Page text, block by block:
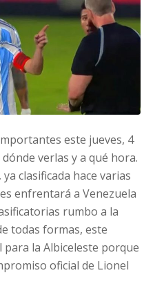
este jueves, 4
verlas y a qué hora.
clasificada hace varias
enfrentará a Venezuela
rumbo a la
todas formas, este
la Albiceleste porque
oficial de Lionel